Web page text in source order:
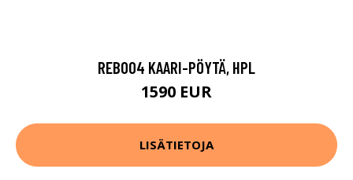
REB004 KAARI-PÖYTÄ, HPL
1590 EUR
LISÄTIETOJA